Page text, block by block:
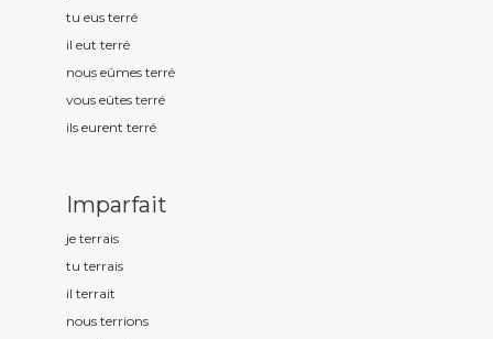
tu eus terré
il eut terré
nous eûmes terré
vous eûtes terré
ils eurent terré
Imparfait
je terrais
tu terrais
il terrait
nous terrions